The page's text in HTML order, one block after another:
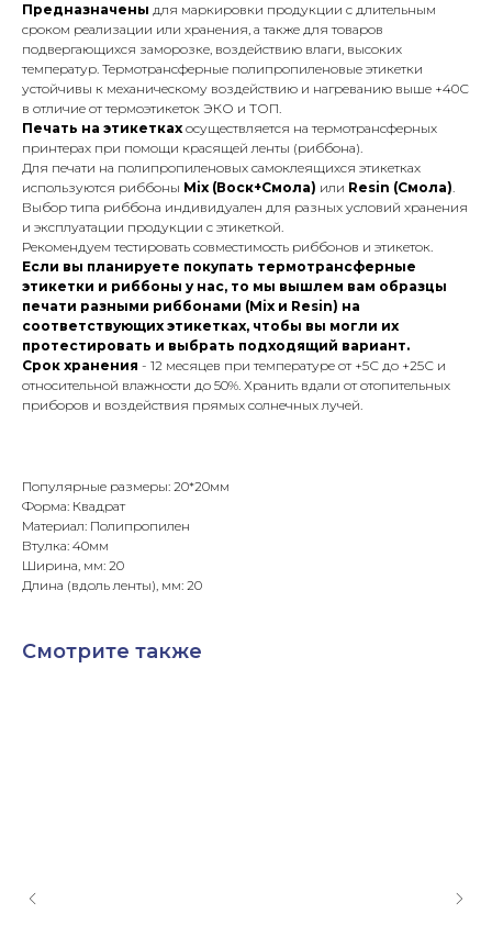
Предназначены для маркировки продукции с длительным
сроком реализации или хранения, а также для товаров
подвергающихся заморозке, воздействию влаги, высоких
температур. Термотрансферные полипропиленовые этикетки
устойчивы к механическому воздействию и нагреванию выше +40С
в отличие от термоэтикеток ЭКО и ТОП.
Печать на этикеткахосуществляется на термотрансферных
принтерах при помощи красящей ленты (риббона).
Для печати на полипропиленовых самоклеящихся этикетках
используются риббоны Mix (Воск+Смола) или Resin (Смола).
Выбор типа риббона индивидуален для разных условий хранения
и эксплуатации продукции с этикеткой.
Рекомендуем тестировать совместимость риббонов и этикеток.
Если вы планируете покупать термотрансферные
этикетки и риббоны у нас, то мы вышлем вам образцы
печати разными риббонами (Mix и Resin) на
соответствующих этикетках, чтобы вы могли их
протестировать и выбрать подходящий вариант.
Срок хранения - 12 месяцев при температуре от +5С до +25С и
относительной влажности до 50%. Хранить вдали от отопительных
приборов и воздействия прямых солнечных лучей.
Популярные размеры: 20*20мм
Форма: Квадрат
Материал: Полипропилен
Втулка: 40мм
Ширина, мм: 20
Длина (вдоль ленты), мм: 20
Смотрите также